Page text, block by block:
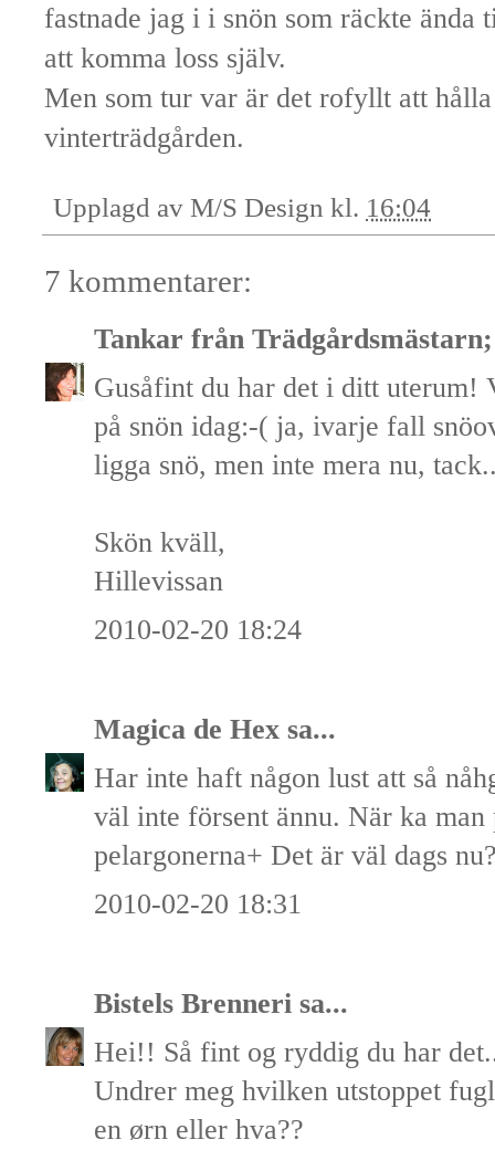
fastnade jag i i snön som räckte
att komma loss själv.
Men som tur var är det rofyllt att
vinterträdgården.
Upplagd av M/S Design kl. 16:04
7 kommentarer:
Tankar från
Gusåfint du har det i ditt uterum!
på snön idag:-( ja, ivarje fall
ligga snö, men inte mera nu,
Skön kväll,
Hillevissan
2010-02-20 18:24
Magica de Hex sa...
Har inte haft någon lust att så
väl inte försent ännu. När ka man
pelargonerna+ Det är väl dags
2010-02-20 18:31
Bistels Brenneri sa...
Hei!! Så fint og ryddig du har
Undrer meg hvilken utstoppet
en ørn eller hva??